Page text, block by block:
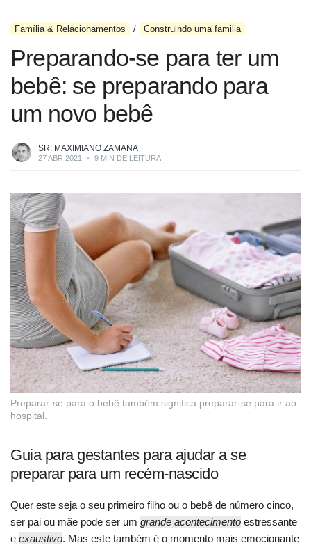
Família & Relacionamentos Construindo uma familia
Preparando-se para ter um
bebê: se preparando para
um novo bebê
SR. MAXIMIANO ZAMANA
27 ABR 2021 • 9 MIN DE LEITURA
Preparar-se para o bebê também significa preparar-se para ir ao
hospital.
Guia para gestantes para ajudar a se
preparar para um recém-nascido
Quer este seja o seu primeiro filho ou o bebê de número cinco,
ser pai ou mãe pode ser um grande acontecimento estressante
e exaustivo. Mas este também é o momento mais emocionante